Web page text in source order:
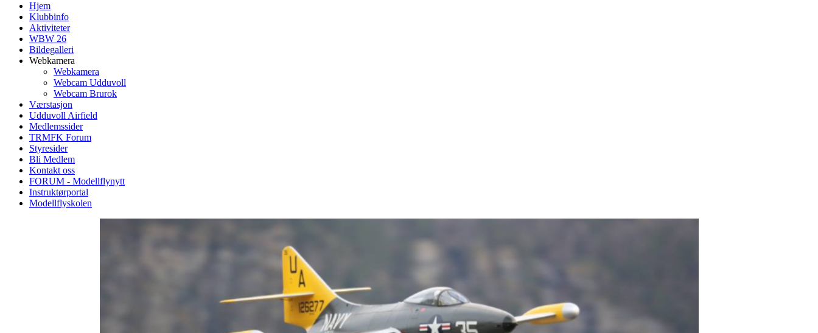
Hjem
Klubbinfo
Aktiviteter
WBW 26
Bildegalleri
Webkamera
Webkamera
Webcam Udduvoll
Webcam Brurok
Værstasjon
Udduvoll Airfield
Medlemssider
TRMFK Forum
Styresider
Bli Medlem
Kontakt oss
FORUM - Modellflynytt
Instruktørportal
Modellflyskolen